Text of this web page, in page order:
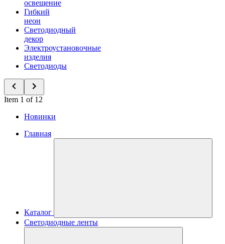
освещение
Гибкий
неон
Светодиодный
декор
Электроустановочные
изделия
Светодиоды
Item 1 of 12
Новинки
Главная
Каталог
Светодиодные ленты